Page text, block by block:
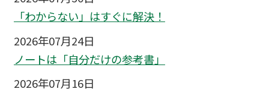
「わからない」はすぐに解決！
2026年07月24日
ノートは「自分だけの参考書」
2026年07月16日